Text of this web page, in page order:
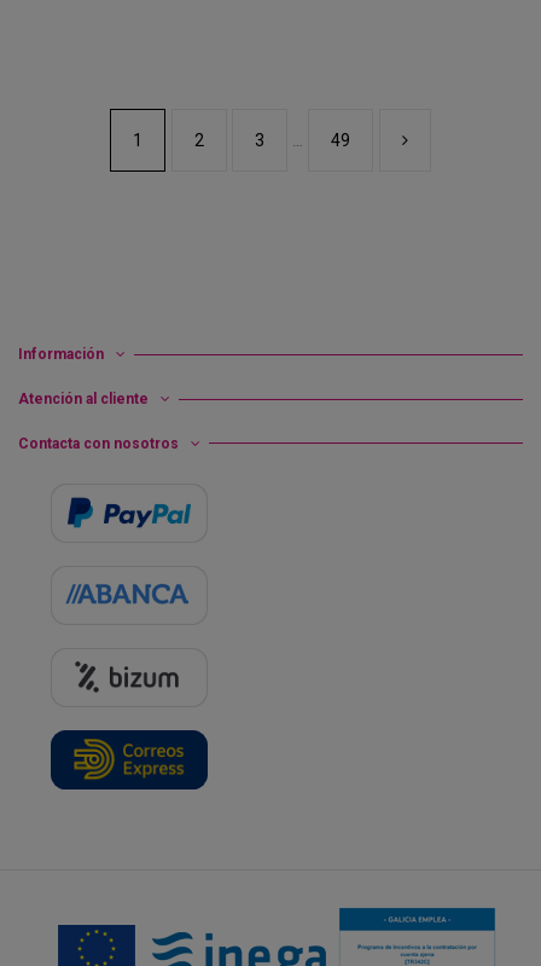
1 2 3 49
Información
Atención al cliente
Contacta con nosotros